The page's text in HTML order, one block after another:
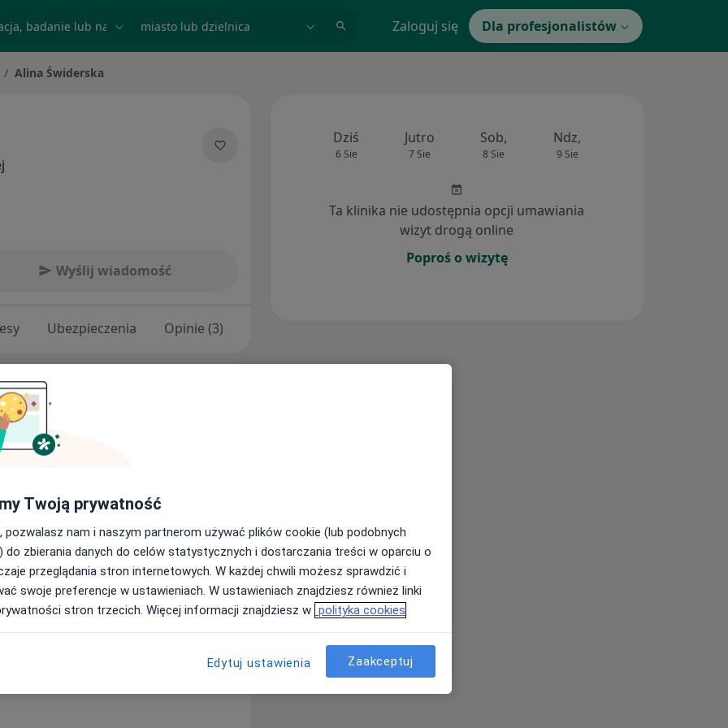
Zaloguj się Dla profesjonalistów
miasto
Alina Świderska
Wyślij wiadomość
Ubezpieczenia Opinie (3)
bardzo bliski. Dlatego też
dostrzeganie i poznawanie
mną nieustanne
na początku drogi
zaszczyt i satysfakcja
odkrywaniu i konstruowaniu
Problemy wychowawcze
Dziś
6 Sie
Jutro
7 Sie
Sob,
8 Sie
Ndz,
9 Sie
Ta klinika nie udostępnia opcji umawiania
wizyt drogą online
Poproś o wizytę
Twoją prywatność
pozwalasz nam i naszym partnerom używać plików cookie (lub podobnych
do zbierania danych do celów statystycznych i dostarczania treści w oparciu o
przeglądania stron internetowych. W każdej chwili możesz sprawdzić i
swoje preferencje w ustawieniach. W ustawieniach znajdziesz również linki
stron trzecich. Więcej informacji znajdziesz w polityka cookies
Edytuj ustawienia Zaakceptuj